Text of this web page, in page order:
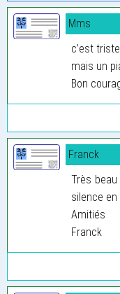
Mms
c’est
mais un
Bon
Franck
Très
silence en
Amitiés
Franck